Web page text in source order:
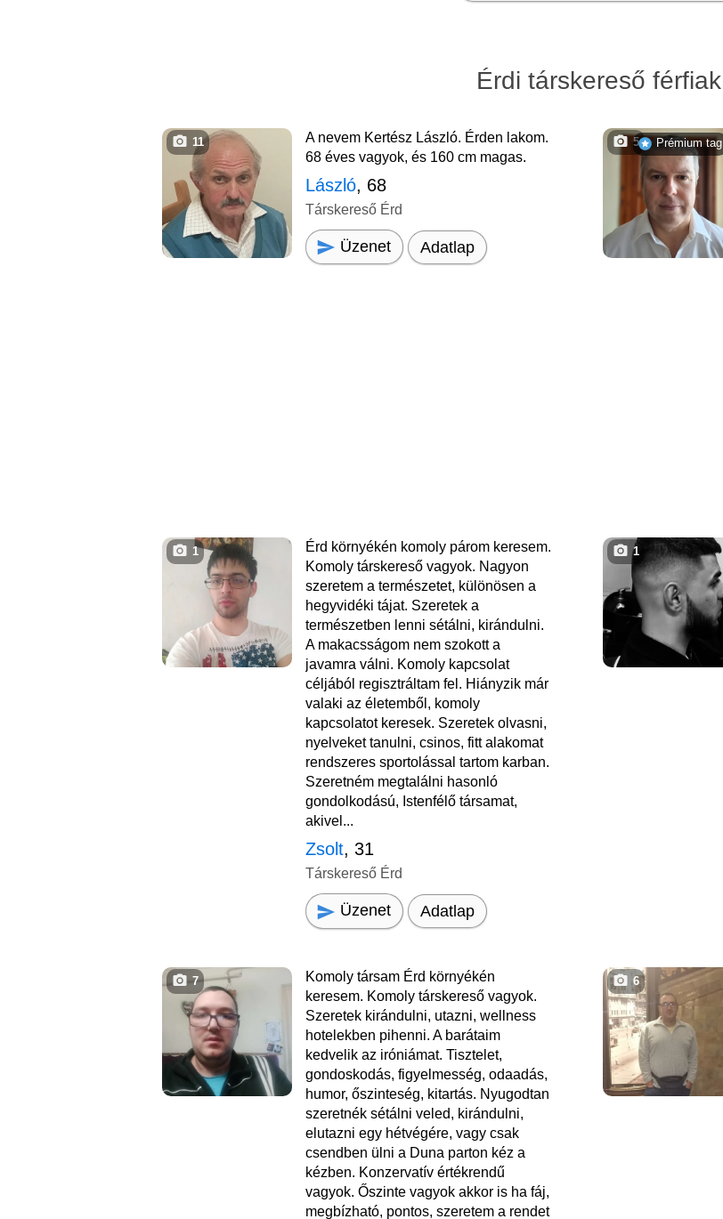
Érdi társkereső férfiak
11
A nevem Kertész László. Érden lakom.
68 éves vagyok, és 160 cm magas.
László, 68
Társkereső Érd
Üzenet Adatlap
5 Prémium tag
1
Érd környékén komoly párom keresem.
Komoly társkereső vagyok. Nagyon
szeretem a természetet, különösen a
hegyvidéki tájat. Szeretek a
természetben lenni sétálni, kirándulni.
A makacsságom nem szokott a
javamra válni. Komoly kapcsolat
céljából regisztráltam fel. Hiányzik már
valaki az életemből, komoly
kapcsolatot keresek. Szeretek olvasni,
nyelveket tanulni, csinos, fitt alakomat
rendszeres sportolással tartom karban.
Szeretném megtalálni hasonló
gondolkodású, Istenfélő társamat,
akivel...
Zsolt, 31
Társkereső Érd
Üzenet Adatlap
1
7
Komoly társam Érd környékén
keresem. Komoly társkereső vagyok.
Szeretek kirándulni, utazni, wellness
hotelekben pihenni. A barátaim
kedvelik az iróniámat. Tisztelet,
gondoskodás, figyelmesség, odaadás,
humor, őszinteség, kitartás. Nyugodtan
szeretnék sétálni veled, kirándulni,
elutazni egy hétvégére, vagy csak
csendben ülni a Duna parton kéz a
kézben. Konzervatív értékrendű
vagyok. Őszinte vagyok akkor is ha fáj,
megbízható, pontos, szeretem a rendet
6